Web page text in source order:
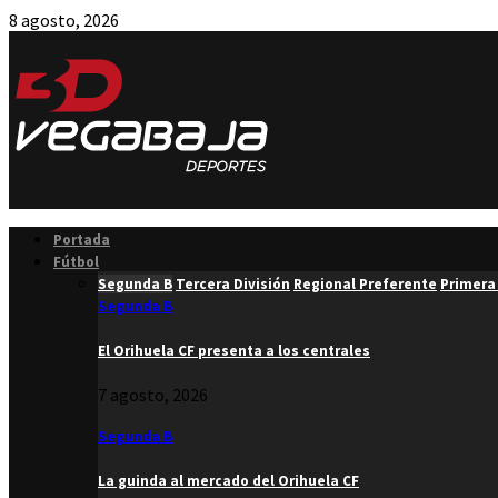
8 agosto, 2026
Portada
Fútbol
Segunda B Tercera División Regional Preferente
Segunda B
El Orihuela CF presenta a los centrales
7 agosto, 2026
Segunda B
La guinda al mercado del Orihuela CF